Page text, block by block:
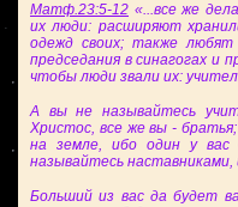
Матф.23:5-12 «...все же
их люди: расширяют
одежд своих; также
председания в синагогах и
чтобы люди звали их:
А вы не называйтесь
Христос, все же вы -
на земле, ибо один у
называйтесь наставниками,
Больший из вас да будет